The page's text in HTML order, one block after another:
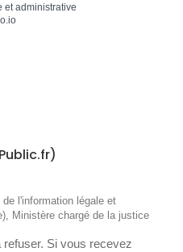
et administrative
l'information légale et
Ministère chargé de la justice
Si vous recevez